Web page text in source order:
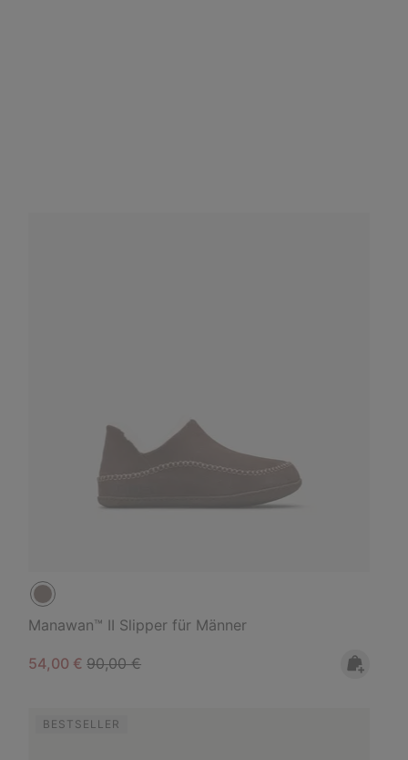
Manawan™ II Slipper für Männer
Sale price:
54,00 €Regular price:
90,00 €
BESTSELLER